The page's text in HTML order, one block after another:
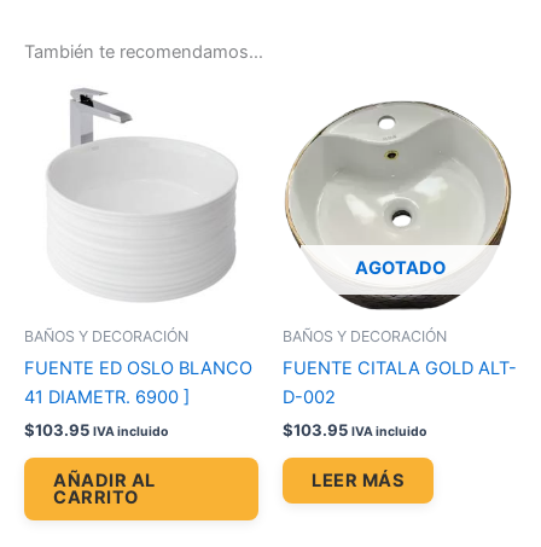
También te recomendamos…
BAÑOS Y DECORACIÓN
FUENTE ED OSLO BLANCO
41 DIAMETR. 6900 ]
$103.95 IVA incluido
AÑADIR AL
CARRITO
AGOTADO
BAÑOS Y DECORACIÓN
FUENTE CITALA GOLD ALT-
D-002
$103.95 IVA incluido
LEER MÁS